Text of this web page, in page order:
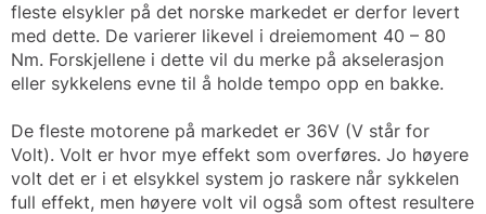
fleste elsykler på det norske markedet er derfor levert
med dette. De varierer likevel i dreiemoment 40 – 80
Nm. Forskjellene i dette vil du merke på akselerasjon
eller sykkelens evne til å holde tempo opp en bakke.
De fleste motorene på markedet er 36V (V står for
Volt). Volt er hvor mye effekt som overføres. Jo høyere
volt det er i et elsykkel system jo raskere når sykkelen
full effekt, men høyere volt vil også som oftest resultere